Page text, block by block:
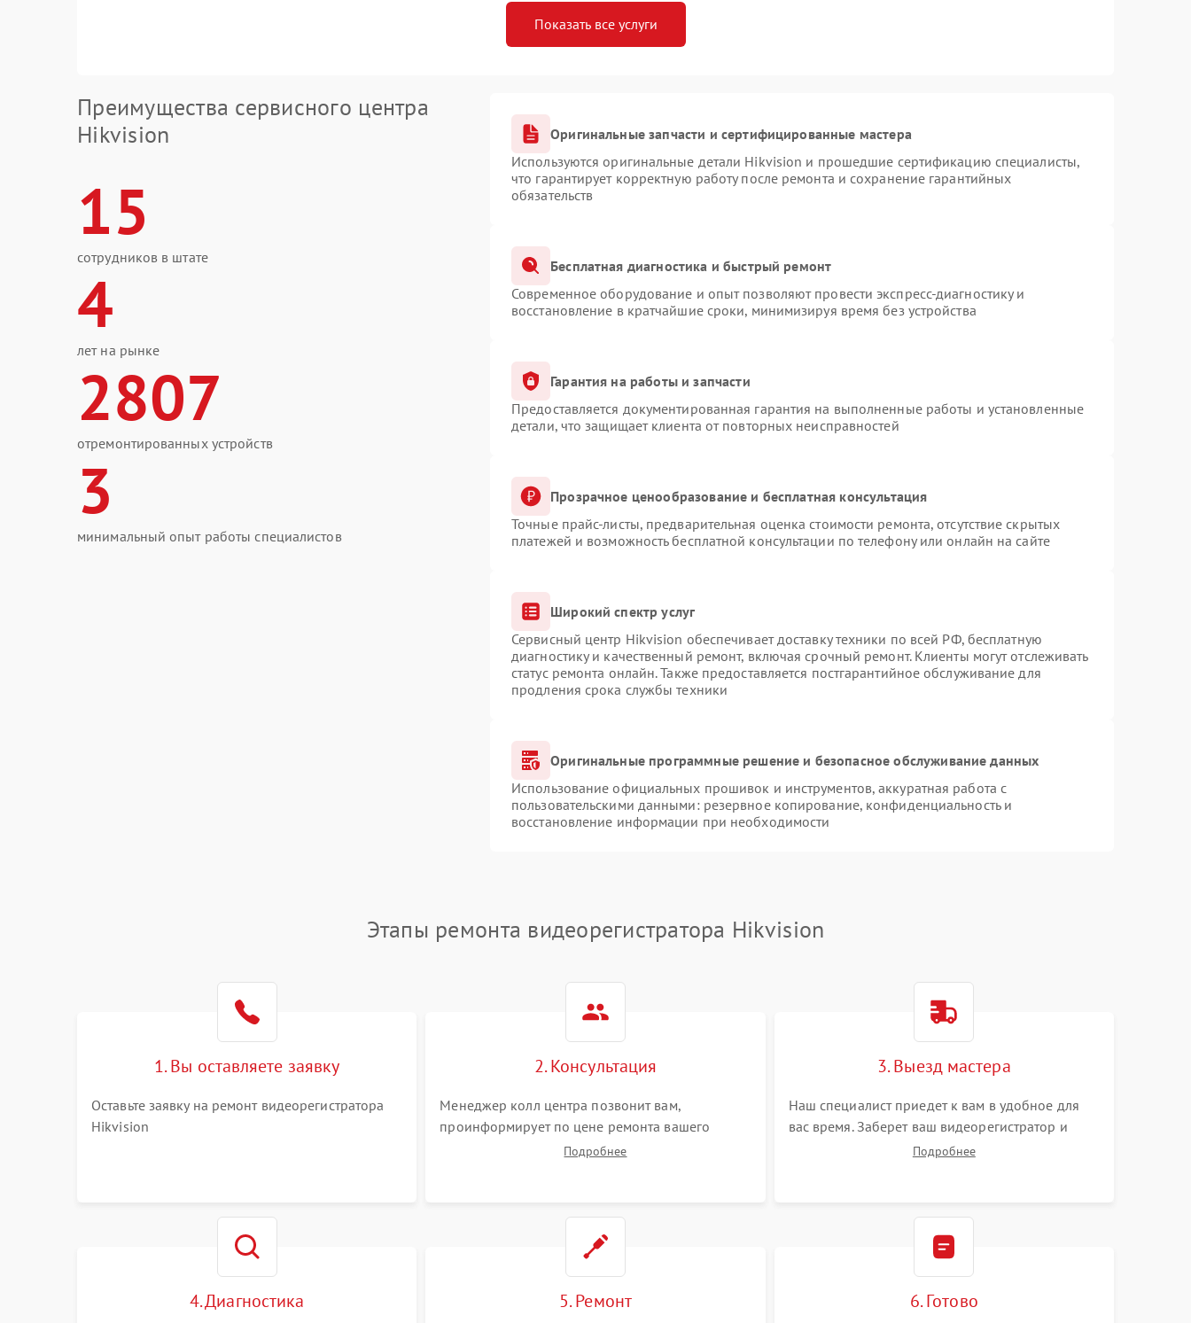
Показать все услуги
Преимущества сервисного центра
Hikvision
15
сотрудников в штате
4
лет на рынке
2807
отремонтированных устройств
3
минимальный опыт работы специалистов
Оригинальные запчасти и сертифицированные мастера
Используются оригинальные детали Hikvision и прошедшие сертификацию специалисты,
что гарантирует корректную работу после ремонта и сохранение гарантийных
обязательств
Бесплатная диагностика и быстрый ремонт
Современное оборудование и опыт позволяют провести экспресс-диагностику и
восстановление в кратчайшие сроки, минимизируя время без устройства
Гарантия на работы и запчасти
Предоставляется документированная гарантия на выполненные работы и установленные
детали, что защищает клиента от повторных неисправностей
Прозрачное ценообразование и бесплатная консультация
Точные прайс-листы, предварительная оценка стоимости ремонта, отсутствие скрытых
платежей и возможность бесплатной консультации по телефону или онлайн на сайте
Широкий спектр услуг
Сервисный центр Hikvision обеспечивает доставку техники по всей РФ, бесплатную
диагностику и качественный ремонт, включая срочный ремонт. Клиенты могут отслеживать
статус ремонта онлайн. Также предоставляется постгарантийное обслуживание для
продления срока службы техники
Оригинальные программные решение и безопасное обслуживание данных
Использование официальных прошивок и инструментов, аккуратная работа с
пользовательскими данными: резервное копирование, конфиденциальность и
восстановление информации при необходимости
Этапы ремонта видеорегистратора Hikvision
1. Вы оставляете заявку
Оставьте заявку на ремонт видеорегистратора
Hikvision
2. Консультация
Менеджер колл центра позвонит вам,
проинформирует по цене ремонта вашего
видеорегистратора а также ответит на все ваши
Подробнее
3. Выезд мастера
Наш специалист приедет к вам в удобное для
вас время. Заберет ваш видеорегистратор и
привезет на склад для диагностики.
Подробнее
4. Диагностика 5. Ремонт 6. Готово